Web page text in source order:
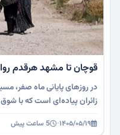
قوچان تا مشهد هرقدم
در روزهای پایانی ماه صفر،
زائران پیاده‌ای است که با
۱۴۰۵/۰۵/۱۹· 5 ساعت پیش